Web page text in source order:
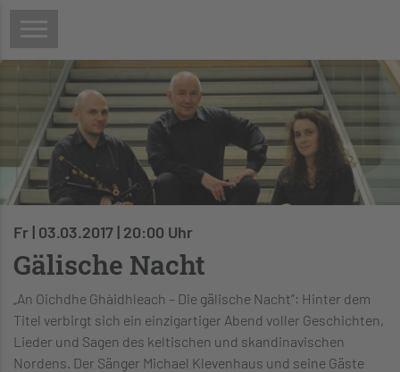
Fr | 03.03.2017 | 20:00 Uhr
Gälische Nacht
„An Oichdhe Ghàidhleach – Die gälische Nacht”: Hinter dem
Titel verbirgt sich ein einzigartiger Abend voller Geschichten,
Lieder und Sagen des keltischen und skandinavischen
Nordens. Der Sänger Michael Klevenhaus und seine Gäste